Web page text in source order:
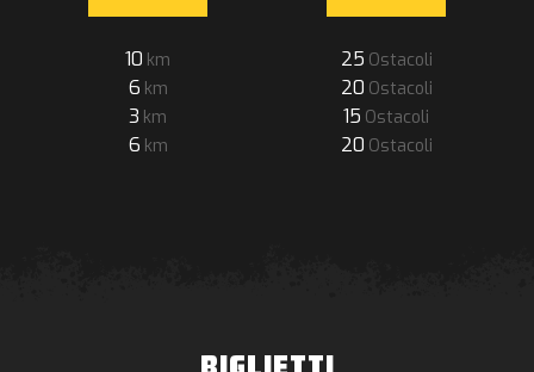
10
6
3
6
25
20
15
20